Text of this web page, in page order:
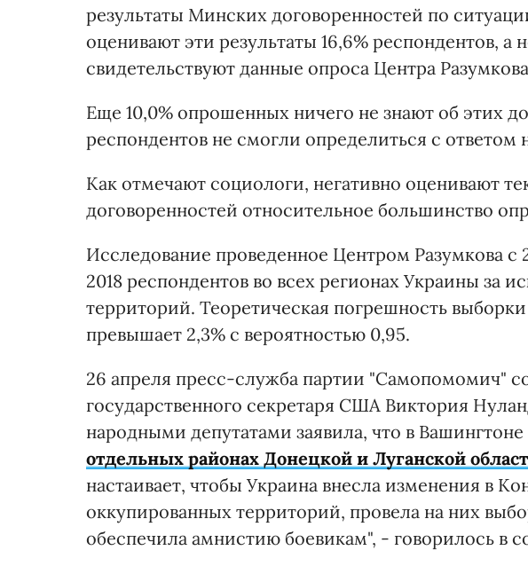
результаты Минских договоренностей по
оценивают эти результаты 16,6% респондентов, а
свидетельствуют данные опроса Центра
Еще 10,0% опрошенных ничего не знают об этих
респондентов не смогли определиться с ответом
Как отмечают социологи, негативно оценивают
договоренностей относительное большинство
Исследование проведенное Центром Разумкова с
2018 респондентов во всех регионах Украины за
территорий. Теоретическая погрешность
превышает 2,3% с вероятностью 0,95.
26 апреля пресс-служба партии "Самопомомич"
государственного секретаря США Виктория
народными депутатами заявила, что в
отдельных районах Донецкой и Луганской
настаивает, чтобы Украина внесла изменения в
оккупированных территорий, провела на них
обеспечила амнистию боевикам", - говорилось в